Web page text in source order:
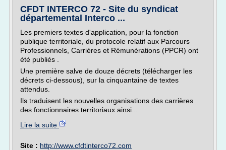
CFDT INTERCO 72 - Site du syndicat
départemental Interco ...
Les premiers textes d'application, pour la fonction
publique territoriale, du protocole relatif aux Parcours
Professionnels, Carrières et Rémunérations (PPCR) ont
été publiés .
Une première salve de douze décrets (télécharger les
décrets ci-dessous), sur la cinquantaine de textes
attendus.
Ils traduisent les nouvelles organisations des carrières
des fonctionnaires territoriaux ainsi...
Lire la suite
Site : http://www.cfdtinterco72.com